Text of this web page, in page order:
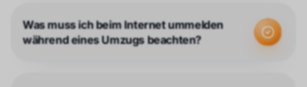
Was muss ich beim Internet ummelden
während eines Umzugs beachten?